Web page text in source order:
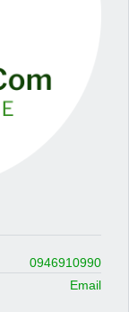
0946910990
Email